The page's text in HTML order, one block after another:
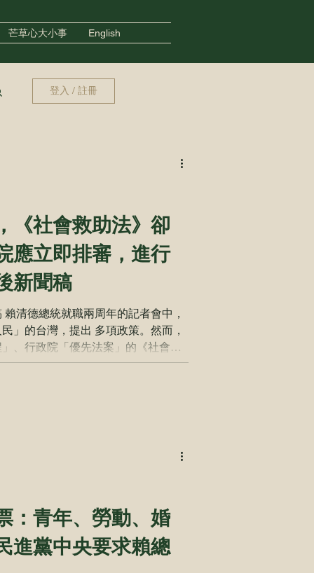
芒草心大小事 English
登入 / 註冊
《社會救助法》卻
應立即排審，進行
新聞稿
賴清德總統就職兩周年的記者會中，
」的台灣，提出 多項政策。然而，
、行政院「優先法案」的《社會救
此立法院社福衛環委員會中雖有超
草案，但至今仍未開啟實質審查。
，人民只能在如泥濘般的 生活中掙
同呼籲行政院及立法院「社救法，
員周上智表示，五月中結束的第四
明確地指出，社會救助法規定過於
應該廢除 不合理的戶籍要求、家戶
些規定與社會救助法所謂 「社會安
，政府用
：青年、勞動、婚
進黨中央要求賴總